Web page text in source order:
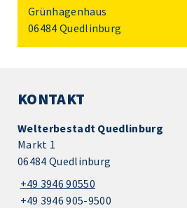
Grünhagenhaus
06484 Quedlinburg
KONTAKT
Welterbestadt Quedlinburg
Markt 1
06484 Quedlinburg
+49 3946 90550
+49 3946 905-9500